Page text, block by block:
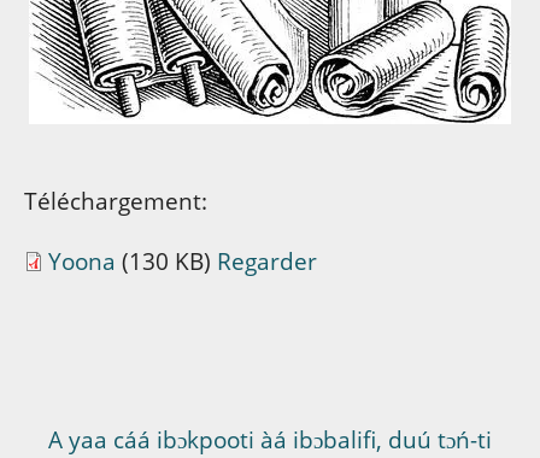
Téléchargement:
Yoona (130 KB) Regarder
A yaa cáá ibɔkpooti àá ibɔbalifi, duú tɔń-ti